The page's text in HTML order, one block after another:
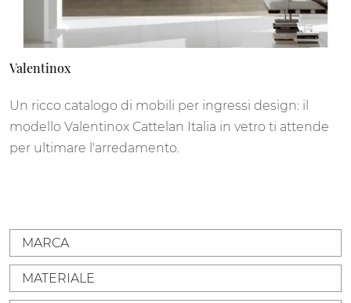
Valentinox
Un ricco catalogo di mobili per ingressi design: il
modello Valentinox Cattelan Italia in vetro ti attende
per ultimare l'arredamento.
MARCA
MATERIALE